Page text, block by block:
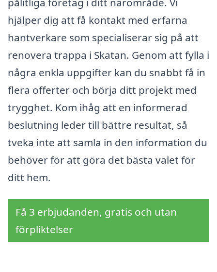
hjälper dig att få kontakt med erfarna
hantverkare som specialiserar sig på att
renovera trappa i Skatan. Genom att fylla i
några enkla uppgifter kan du snabbt få in
flera offerter och börja ditt projekt med
trygghet. Kom ihåg att en informerad
beslutning leder till bättre resultat, så
tveka inte att samla in den information du
behöver för att göra det bästa valet för
ditt hem.
Få 3 erbjudanden, gratis och utan
förpliktelser